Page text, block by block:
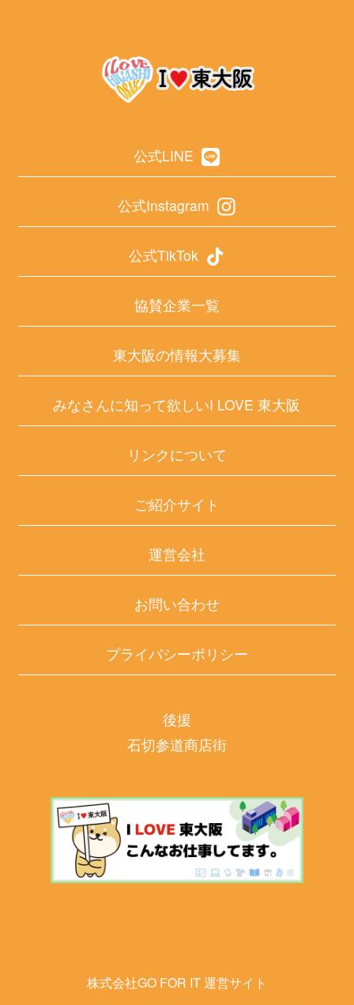
公式LINE
公式Instagram
公式TikTok
協賛企業一覧
東大阪の情報大募集
みなさんに知って欲しいI LOVE 東大阪
リンクについて
ご紹介サイト
運営会社
お問い合わせ
プライバシーポリシー
後援
石切参道商店街
株式会社GO FOR IT 運営サイト